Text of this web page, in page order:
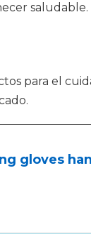
saludable.
para el
gloves